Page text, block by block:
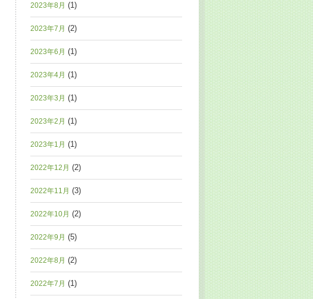
2023年8月 (1)
2023年7月 (2)
2023年6月 (1)
2023年4月 (1)
2023年3月 (1)
2023年2月 (1)
2023年1月 (1)
2022年12月 (2)
2022年11月 (3)
2022年10月 (2)
2022年9月 (5)
2022年8月 (2)
2022年7月 (1)